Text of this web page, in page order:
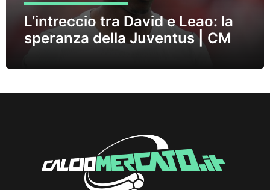
L’intreccio tra David e Leao: la
speranza della Juventus | CM